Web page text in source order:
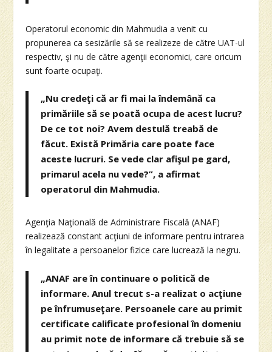
Operatorul economic din Mahmudia a venit cu
propunerea ca sesizările să se realizeze de către UAT-ul
respectiv, şi nu de către agenţii economici, care oricum
sunt foarte ocupaţi.
„Nu credeţi că ar fi mai la îndemână ca
primăriile să se poată ocupa de acest lucru?
De ce tot noi? Avem destulă treabă de
făcut. Există Primăria care poate face
aceste lucruri. Se vede clar afişul pe gard,
primarul acela nu vede?”, a afirmat
operatorul din Mahmudia.
Agenţia Naţională de Administrare Fiscală (ANAF)
realizează constant acţiuni de informare pentru intrarea
în legalitate a persoanelor fizice care lucrează la negru.
„ANAF are în continuare o politică de
informare. Anul trecut s-a realizat o acţiune
pe înfrumuseţare. Persoanele care au primit
certificate calificate profesional în domeniu
au primit note de informare că trebuie să se